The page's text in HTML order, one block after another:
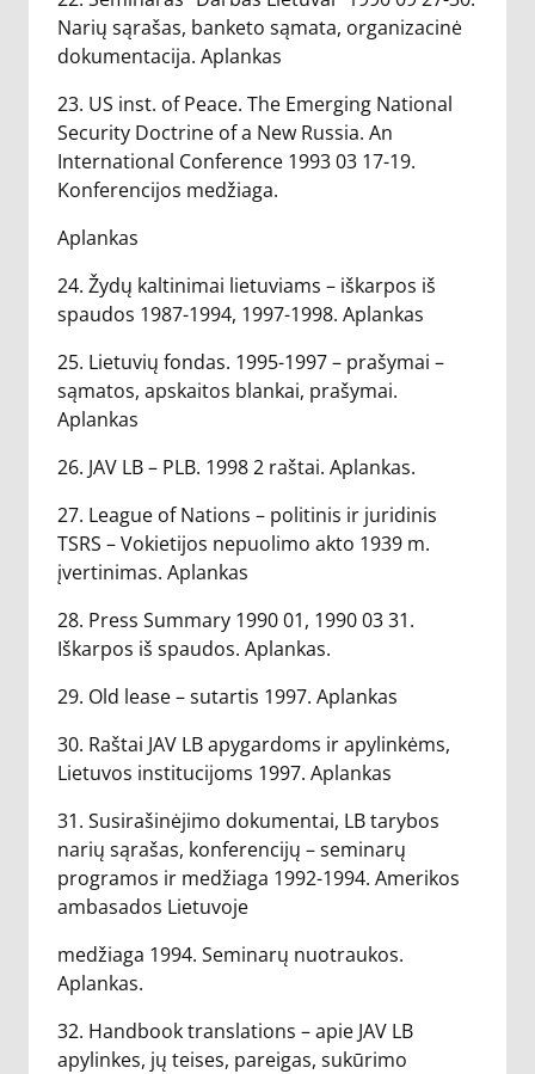
Narių sąrašas, banketo sąmata, organizacinė
dokumentacija. Aplankas
23. US inst. of Peace. The Emerging National
Security Doctrine of a New Russia. An
International Conference 1993 03 17-19.
Konferencijos medžiaga.
Aplankas
24. Žydų kaltinimai lietuviams – iškarpos iš
spaudos 1987-1994, 1997-1998. Aplankas
25. Lietuvių fondas. 1995-1997 – prašymai –
sąmatos, apskaitos blankai, prašymai.
Aplankas
26. JAV LB – PLB. 1998 2 raštai. Aplankas.
27. League of Nations – politinis ir juridinis
TSRS – Vokietijos nepuolimo akto 1939 m.
įvertinimas. Aplankas
28. Press Summary 1990 01, 1990 03 31.
Iškarpos iš spaudos. Aplankas.
29. Old lease – sutartis 1997. Aplankas
30. Raštai JAV LB apygardoms ir apylinkėms,
Lietuvos institucijoms 1997. Aplankas
31. Susirašinėjimo dokumentai, LB tarybos
narių sąrašas, konferencijų – seminarų
programos ir medžiaga 1992-1994. Amerikos
ambasados Lietuvoje
medžiaga 1994. Seminarų nuotraukos.
Aplankas.
32. Handbook translations – apie JAV LB
apylinkes, jų teises, pareigas, sukūrimo